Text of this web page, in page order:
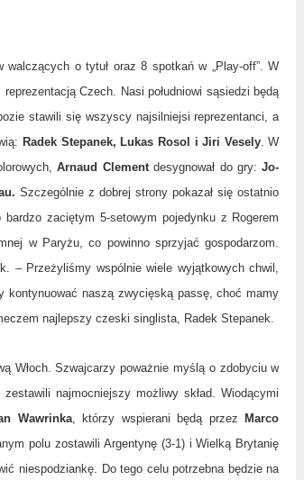
o tytuł oraz 8 spotkań w „Play-off”. W
Czech. Nasi południowi sąsiedzi będą
stawili się wszyscy najsilniejsi reprezentanci, a
Radek Stepanek, Lukas Rosol i Jiri Vesely. W
Arnaud Clementdesygnował do gry:Jo-
Szczególnie z dobrej strony pokazał się ostatnio
zaciętym 5-setowym pojedynku z Rogerem
w Paryżu, co powinno sprzyjać gospodarzom.
– Przeżyliśmy wspólnie wiele wyjątkowych chwil,
naszą zwycięską passę, choć mamy
najlepszy czeski singlista, Radek Stepanek.
Włoch. Szwajcarzy poważnie myślą o zdobyciu w
najmocniejszy możliwy skład. Wiodącymi
Wawrinka, którzy wspierani będą przezMarco
polu zostawili Argentynę (3-1) i Wielką Brytanię
niespodziankę. Do tego celu potrzebna będzie na